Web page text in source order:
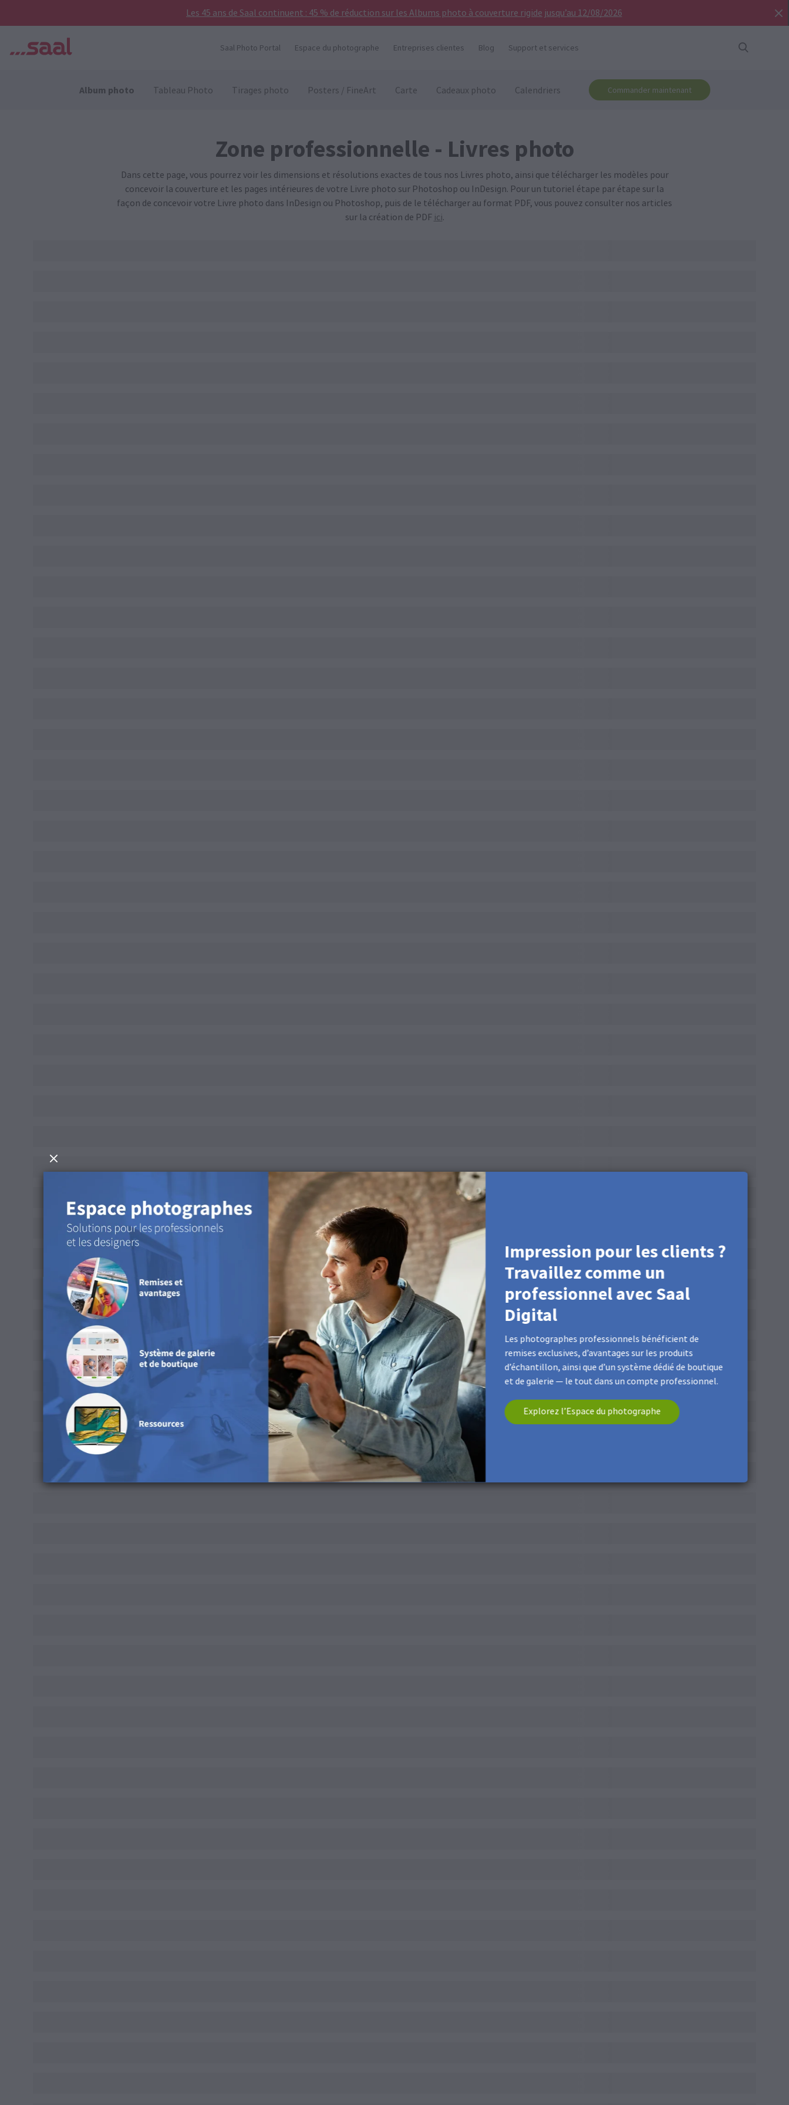
Les 45 ans de Saal continuent : 45 % de réduction sur les Albums photo à couverture rigide jusqu’au 12/08/2026
Saal Photo Portal Espace du photographe Entreprises clientes Blog Support et services
Album photo Tableau Photo Tirages photo Posters / FineArt Carte Cadeaux photo Calendriers Commander maintenant
Zone professionnelle - Livres photo
Dans cette page, vous pourrez voir les dimensions et résolutions exactes de tous nos Livres photo, ainsi que télécharger les modèles pour
concevoir la couverture et les pages intérieures de votre Livre photo sur Photoshop ou InDesign. Pour un tutoriel étape par étape sur la
façon de concevoir votre Livre photo dans InDesign ou Photoshop, puis de le télécharger au format PDF, vous pouvez consulter nos articles
sur la création de PDF ici.
Impression pour les clients ?
Travaillez comme un
professionnel avec Saal
Digital
Les photographes professionnels bénéficient de
remises exclusives, d’avantages sur les produits
d’échantillon, ainsi que d’un système dédié de boutique
et de galerie — le tout dans un compte professionnel.
Explorez l’Espace du photographe